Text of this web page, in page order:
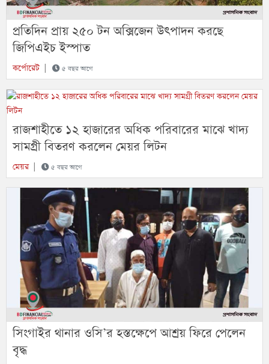
প্রতিদিন প্রায় ২৫০ টন অক্সিজেন উৎপাদন করছে
জিপিএইচ ইস্পাত
কর্পোরেট ৫ বছর আগে
রাজশাহীতে ১২ হাজারের অধিক পরিবারের মাঝে খাদ্য
সামগ্রী বিতরণ করলেন মেয়র লিটন
মেয়র| ৫ বছর আগে
সিংগাইর থানার ওসি’র হস্তক্ষেপে আশ্রয় ফিরে পেলেন
বৃদ্ধ